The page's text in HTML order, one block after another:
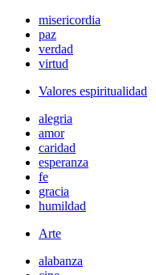
misericordia
paz
verdad
virtud
Valores espiritualidad
alegria
amor
caridad
esperanza
fe
gracia
humildad
Arte
alabanza